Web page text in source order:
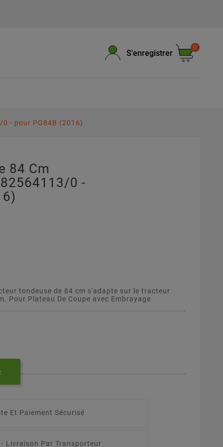
S'enregistrer
0
- pour PG84B (2016)
84 Cm
0 -
tondeuse de 84 cm s'adapte sur le tracteur
Pour Plateau De Coupe avec Embrayage
Et Paiement Sécurisé
Livraison Par Transporteur